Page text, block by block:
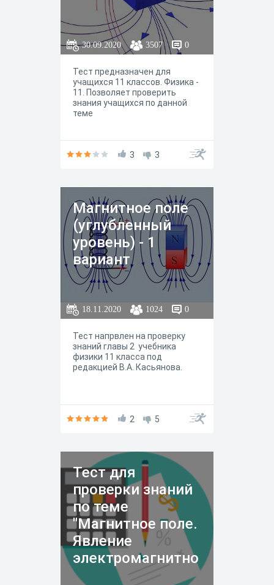
30.09.2020 3507 0
Тест предназначен для
учащихся 11 классов. Физика -
11. Позволяет проверить
знания учащихся по данной
теме
3 3
Магнитное поле
(углубленный
уровень) - 1
вариант
18.11.2020 1024 0
Тест напрвлен на проверку
знаний главы 2 учебника
физики 11 класса под
редакцией В.А. Касьянова.
2 5
Тест для
проверки знаний
по теме
"Магнитное поле.
Явление
электромагнитно
й индукции"